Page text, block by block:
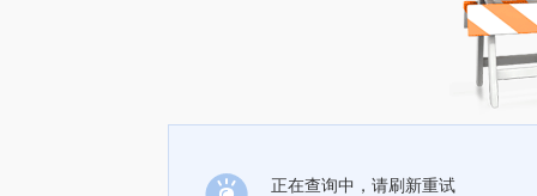
正在查询中，请刷新重试